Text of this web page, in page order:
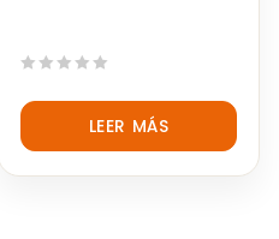
out
5
LEER MÁS